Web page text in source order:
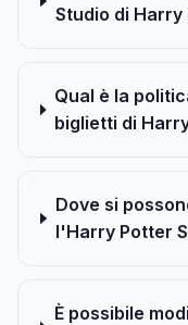
Studio di Harry
Qual è la
biglietti di
Dove si
l'Harry Potter
È possibile